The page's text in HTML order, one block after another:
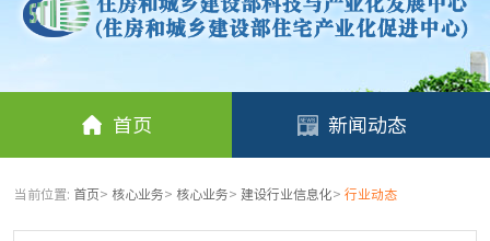
首页 新闻动态
当前位置: 首页> 核心业务> 核心业务> 建设行业信息化> 行业动态